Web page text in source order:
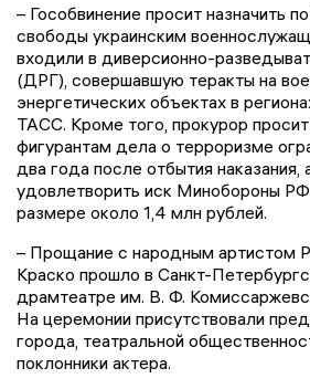
– Гособвинение просит назначить
свободы украинским
входили в диверсионно-
(ДРГ), совершавшую теракты на
энергетических объектах в
ТАСС. Кроме того, прокурор просит
фигурантам дела о терроризме
два года после отбытия наказания,
удовлетворить иск Минобороны
размере около 1,4 млн рублей.
– Прощание с народным артистом
Краско прошло в Санкт-
драмтеатре им. В. Ф.
На церемонии присутствовали
города, театральной
поклонники актера.